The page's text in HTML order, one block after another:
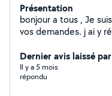
Présentation
bonjour a tous , Je suis à votre disposition pour toutes
vos demandes. j ai y
Dernier avis laissé
Il y a 5 mois
répondu